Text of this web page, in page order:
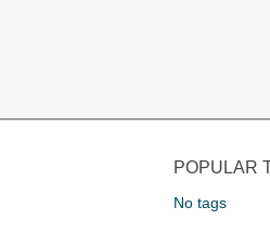
POPULAR
No tags